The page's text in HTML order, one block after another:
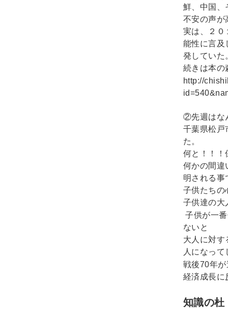
鮮、中国、
不安の声が
実は、２０
能性に言及
発していた
続きは本の
http://
②先週はな
千葉県松戸
た。
何と！！！
何かの間違
明される事
子供たちの
子供達の大
子供が一
ないと
大人に対す
人になっ
戦後70年
経済成長に
知識の